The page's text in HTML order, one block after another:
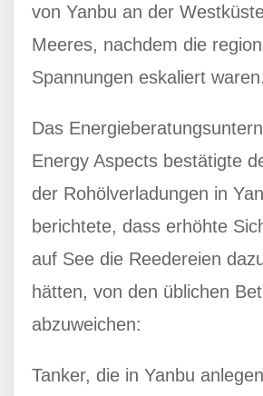
von Yanbu an der
Meeres, nachdem die
Spannungen eskaliert waren.
Das
Energy Aspects bestätigte
der Rohölverladungen in
berichtete, dass erhöhte
auf See die Reedereien
hätten, von den üblichen
abzuweichen:
Tanker, die in Yanbu